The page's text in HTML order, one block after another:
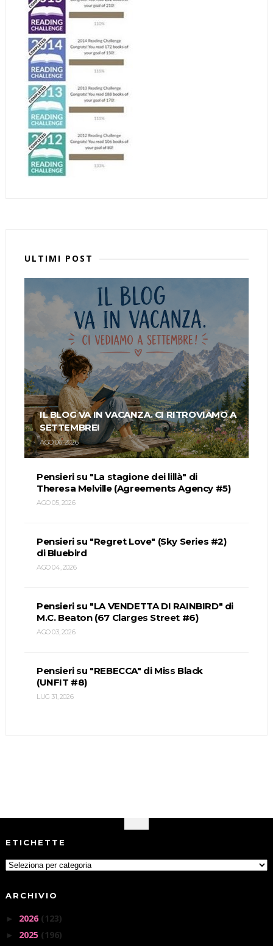
ULTIMI POST
IL BLOG VA IN VACANZA. CI RITROVIAMO A
SETTEMBRE!
AGO 06, 2026
Pensieri su "La stagione dei lillà" di
Theresa Melville (Agreements Agency #5)
AGO 05, 2026
Pensieri su "Regret Love" (Sky Series #2)
di Bluebird
AGO 04, 2026
Pensieri su "LA VENDETTA DI RAINBIRD" di
M.C. Beaton (67 Clarges Street #6)
AGO 03, 2026
Pensieri su "REBECCA" di Miss Black
(UNFIT #8)
LUG 31, 2026
ETICHETTE
ARCHIVIO
► 2026 (123)
► 2025 (196)